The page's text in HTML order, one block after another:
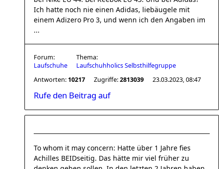
Ich hatte noch nie einen Adidas, liebäugele mit
einem Adizero Pro 3, und wenn ich den Angaben im
...
Forum:
Laufschuhe
Thema:
Laufschuhholics Selbsthilfegruppe
Antworten: 10217 Zugriffe:2813039 23.03.2023, 08:47
Rufe den Beitrag auf
To whom it may concern: Hatte über 1 Jahre fies
Achilles BEIDseitig. Das hätte mir viel früher zu